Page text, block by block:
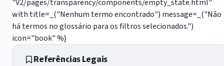
"V2/pages/transparency/components/empty_state.html"
with title=_("Nenhum termo encontrado") message=_("Não
há termos no glossário para os filtros selecionados.")
icon="book" %}
Referências Legais